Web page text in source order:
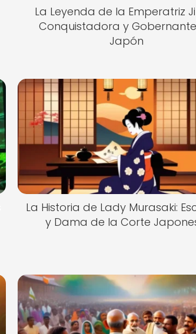
La Leyenda de la Emperatriz
Conquistadora y
Japón
La Historia de Lady Murasaki:
y Dama de la Corte